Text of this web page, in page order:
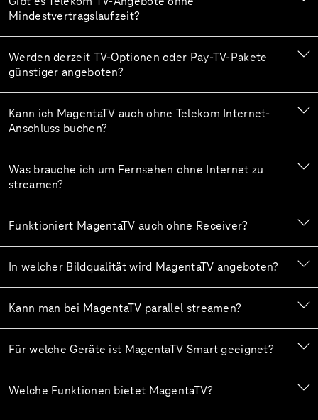
Mindestvertragslaufzeit?
Werden derzeit TV-Optionen oder Pay-TV-Pakete
günstiger angeboten?
Kann ich MagentaTV auch ohne Telekom Internet-
Anschluss buchen?
Was brauche ich um Fernsehen ohne Internet zu
streamen?
Funktioniert MagentaTV auch ohne Receiver?
In welcher Bildqualität wird MagentaTV angeboten?
Kann man bei MagentaTV parallel streamen?
Für welche Geräte ist MagentaTV Smart geeignet?
Welche Funktionen bietet MagentaTV?